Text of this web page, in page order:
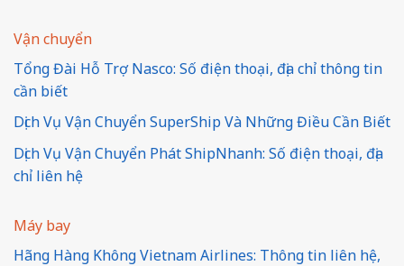
Vận chuyển
Tổng Đài Hỗ Trợ Nasco: Số điện thoại, địa chỉ thông tin
cần biết
Dịch Vụ Vận Chuyển SuperShip Và Những Điều Cần Biết
Dịch Vụ Vận Chuyển Phát ShipNhanh: Số điện thoại, địa
chỉ liên hệ
Máy bay
Hãng Hàng Không Vietnam Airlines: Thông tin liên hệ,